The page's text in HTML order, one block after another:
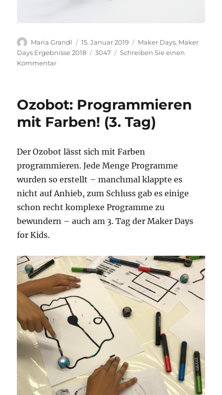
Autor
Maria Grandl
Veröffentlicht
am
15. Januar 2019 Kategorien
Maker Days, Maker
Days Ergebnisse 2018
Schlagwörter
3047
Schreiben Sie einen
Kommentarzu
Ozobot: Programmieren
mit Farben! (3. Tag)
Der Ozobot lässt sich mit Farben
programmieren. Jede Menge Programme
wurden so erstellt – manchmal klappte es
nicht auf Anhieb, zum Schluss gab es einige
schon recht komplexe Programme zu
bewundern – auch am 3. Tag der Maker Days
for Kids.